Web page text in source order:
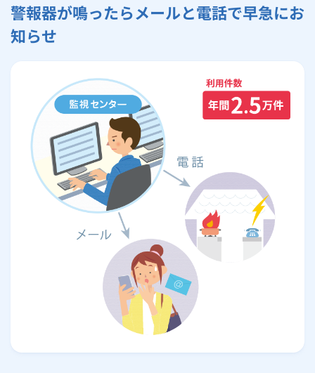
警報器が鳴ったらメールと電話で早急にお
知らせ